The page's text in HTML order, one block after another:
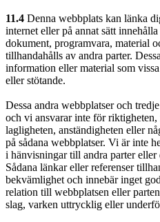
11.4 Denna webbplats kan länka
internet eller på annat sätt
dokument, programvara, material
tillhandahålls av andra parter.
information eller material som
eller stötande.
Dessa andra webbplatser och
och vi ansvarar inte för
lagligheten, anständigheten eller
på sådana webbplatser. Vi är inte
i hänvisningar till andra parter eller
Sådana länkar eller referenser
bekvämlighet och innebär inget
relation till webbplatsen eller
slag, varken uttrycklig eller